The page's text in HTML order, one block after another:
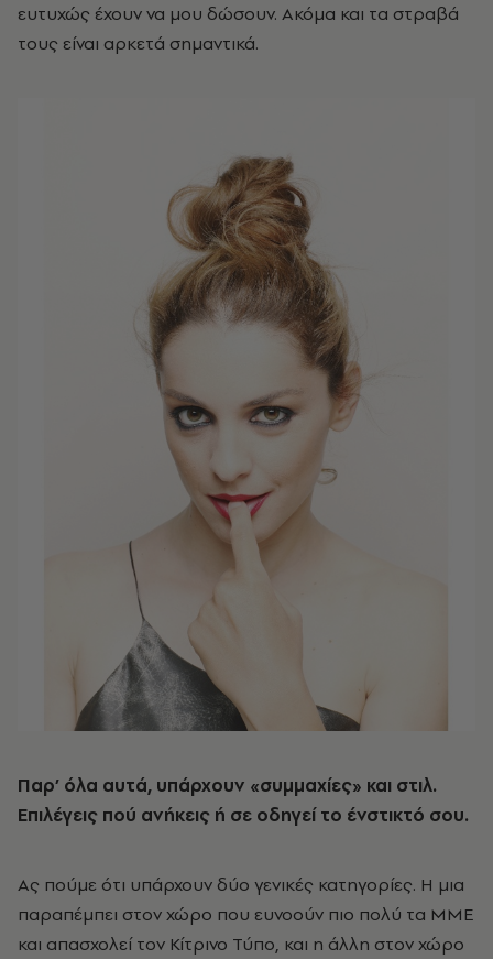
ευτυχώς έχουν να μου δώσουν. Ακόμα και τα στραβά
τους είναι αρκετά σημαντικά.
Παρ’ όλα αυτά, υπάρχουν «συμμαχίες» και στιλ.
Επιλέγεις πού ανήκεις ή σε οδηγεί το ένστικτό σου.
Ας πούμε ότι υπάρχουν δύο γενικές κατηγορίες. Η μια
παραπέμπει στον χώρο που ευνοούν πιο πολύ τα ΜΜΕ
και απασχολεί τον Κίτρινο Τύπο, και η άλλη στον χώρο